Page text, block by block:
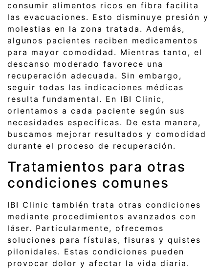
consumir alimentos ricos en fibra facilita
las evacuaciones. Esto disminuye presión y
molestias en la zona tratada. Además,
algunos pacientes reciben medicamentos
para mayor comodidad. Mientras tanto, el
descanso moderado favorece una
recuperación adecuada. Sin embargo,
seguir todas las indicaciones médicas
resulta fundamental. En IBI Clinic,
orientamos a cada paciente según sus
necesidades específicas. De esta manera,
buscamos mejorar resultados y comodidad
durante el proceso de recuperación.
Tratamientos para otras
condiciones comunes
IBI Clinic también trata otras condiciones
mediante procedimientos avanzados con
láser. Particularmente, ofrecemos
soluciones para fístulas, fisuras y quistes
pilonidales. Estas condiciones pueden
provocar dolor y afectar la vida diaria.